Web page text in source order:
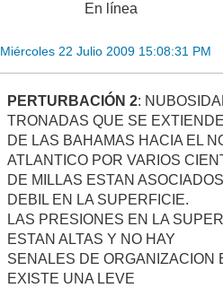
En línea
Miércoles 22 Julio 2009 15:08:31 PM
PERTURBACIÓN 2:
TRONADAS QUE SE
DE LAS BAHAMAS HACIA EL
ATLANTICO POR VARIOS
DE MILLAS ESTAN
DEBIL EN LA SUPERFICIE.
LAS PRESIONES EN LA
ESTAN ALTAS Y NO HAY
SENALES DE ORGANIZACION
EXISTE UNA LEVE